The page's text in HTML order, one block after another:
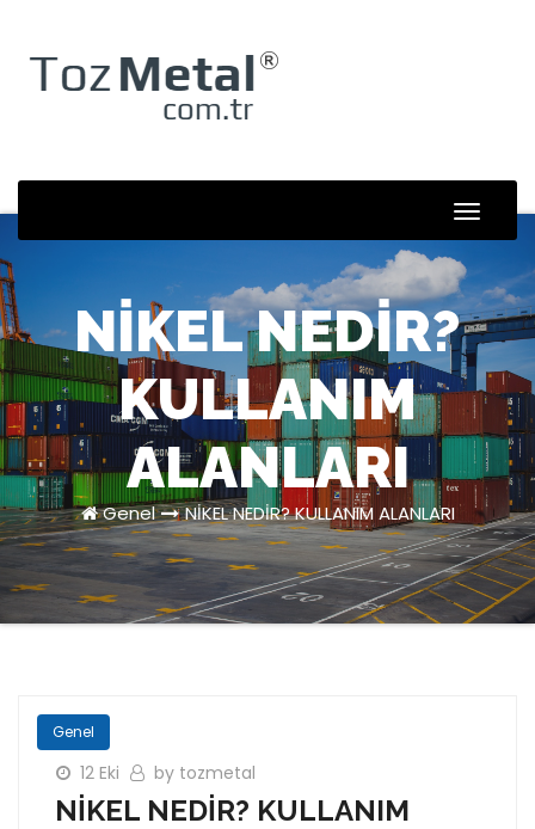
content
Toggle
NİKEL NEDİR?
KULLANIM
ALANLARI
Genel NİKEL NEDİR? KULLANIM ALANLARI
Genel
12 Eki by tozmetal
NİKEL NEDİR? KULLANIM